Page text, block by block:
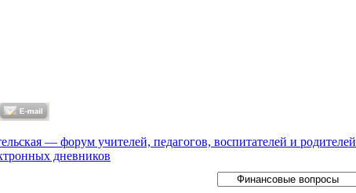
— форум учителей, педагогов, воспитателей и родителей
дневников